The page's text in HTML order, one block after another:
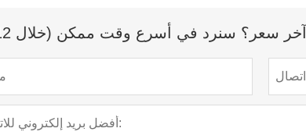
سعر؟ سنرد في أسرع وقت ممكن (خلال 12 ساعة)